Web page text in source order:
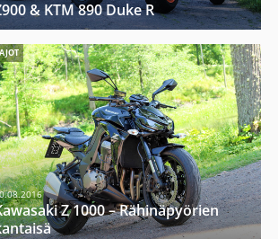
& KTM 890 Duke R
Z 1000 – Rähinäpyörien